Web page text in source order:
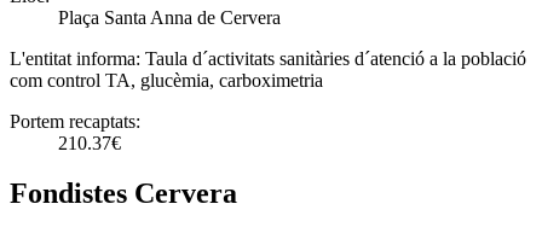
Plaça Santa Anna de Cervera
L'entitat informa: Taula d´activitats sanitàries d´atenció a la població
com control TA, glucèmia, carboximetria
Portem recaptats:
210.37€
Fondistes Cervera